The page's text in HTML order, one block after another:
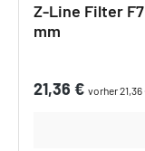
Z-Line Filter F7
mm
Regulärer
21,36 € vorher 21,36